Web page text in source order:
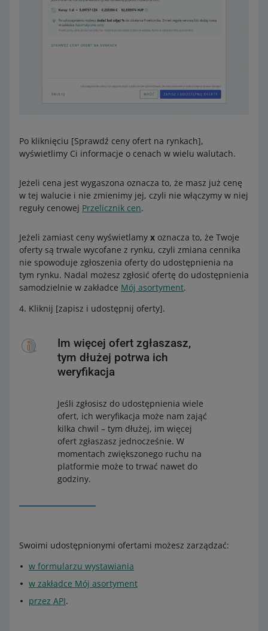
Po kliknięciu [Sprawdź ceny ofert na rynkach],
wyświetlimy Ci informacje o cenach w wielu walutach.
Jeżeli cena jest wygaszona oznacza to, że masz już cenę
w tej walucie i nie zmienimy jej, czyli nie włączymy w niej
reguły cenowej Przelicznik cen.
Jeżeli zamiast ceny wyświetlamy x oznacza to, że Twoje
oferty są trwale wycofane z rynku, czyli zmiana cennika
nie spowoduje zgłoszenia oferty do udostępnienia na
tym rynku. Nadal możesz zgłosić ofertę do udostępnienia
samodzielnie w zakładce Mój asortyment.
Kliknij [zapisz i udostępnij oferty].
Im więcej ofert zgłaszasz,
tym dłużej potrwa ich
weryfikacja
Jeśli zgłosisz do udostępnienia wiele
ofert, ich weryfikacja może nam zająć
kilka chwil – tym dłużej, im więcej
ofert zgłaszasz jednocześnie. W
momentach zwiększonego ruchu na
platformie może to trwać nawet do
godziny.
Swoimi udostępnionymi ofertami możesz zarządzać:
w formularzu wystawiania
w zakładce Mój asortyment
przez API.